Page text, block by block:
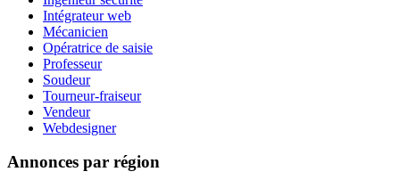
Intégrateur web
Mécanicien
Opératrice de saisie
Professeur
Soudeur
Tourneur-fraiseur
Vendeur
Webdesigner
Annonces par région